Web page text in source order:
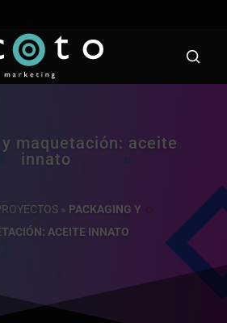
maquetación: aceite
innato
» PACKAGING Y
ACEITE INNATO